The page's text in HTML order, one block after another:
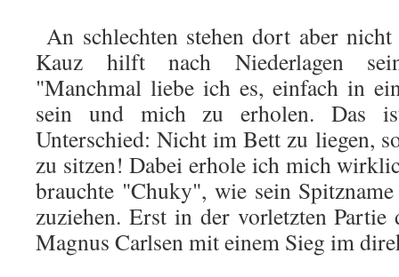
An schlechten stehen dort aber
Kauz hilft nach Niederlagen
"Manchmal liebe ich es, einfach in
sein und mich zu erholen. Das
Unterschied: Nicht im Bett zu liegen,
zu sitzen! Dabei erhole ich mich
brauchte "Chuky", wie sein
zuziehen. Erst in der vorletzten Partie
Magnus Carlsen mit einem Sieg im